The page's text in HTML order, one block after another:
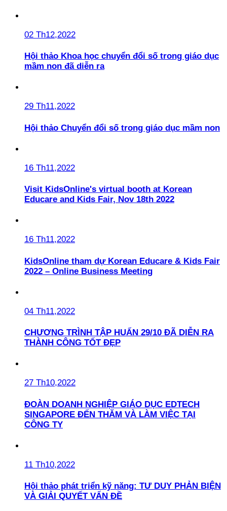
02 Th12,2022
Hội thảo Khoa học chuyển đổi số trong giáo dục
mầm non đã diễn ra
29 Th11,2022
Hội thảo Chuyển đổi số trong giáo dục mầm non
16 Th11,2022
Visit KidsOnline's virtual booth at Korean
Educare and Kids Fair, Nov 18th 2022
16 Th11,2022
KidsOnline tham dự Korean Educare & Kids Fair
2022 – Online Business Meeting
04 Th11,2022
CHƯƠNG TRÌNH TẬP HUẤN 29/10 ĐÃ DIỄN RA
THÀNH CÔNG TỐT ĐẸP
27 Th10,2022
ĐOÀN DOANH NGHIỆP GIÁO DỤC EDTECH
SINGAPORE ĐẾN THĂM VÀ LÀM VIỆC TẠI
CÔNG TY
11 Th10,2022
Hội thảo phát triển kỹ năng: TƯ DUY PHẢN BIỆN
VÀ GIẢI QUYẾT VẤN ĐỀ